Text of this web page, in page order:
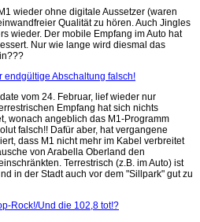
wieder ohne digitale Aussetzer (waren
Qualität zu hören. Auch Jingles
wieder. Der mobile Empfang im Auto hat
Nur wie lange wird diesmal das
endgültige Abschaltung falsch!
vom 24. Februar, lief wieder nur
Empfang hat sich nichts
wonach angeblich das M1-Programm
falsch!! Dafür aber, hat vergangene
dass M1 nicht mehr im Kabel verbreitet
von Arabella Oberland den
Terrestrisch (z.B. im Auto) ist
in der Stadt auch vor dem "Sillpark" gut zu
Rock!/Und die 102,8 tot!?